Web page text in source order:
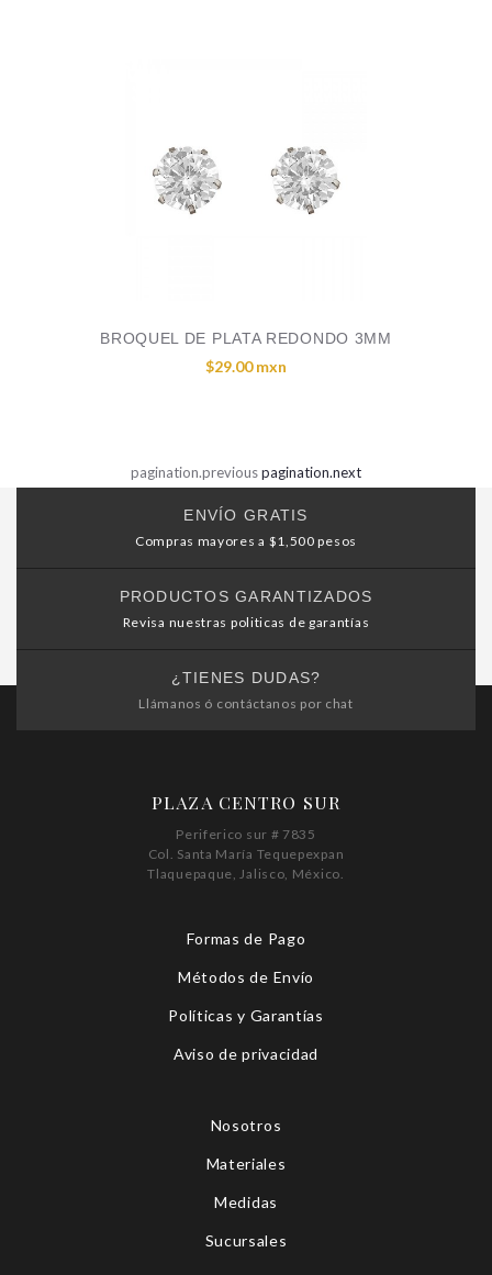
BROQUEL DE PLATA REDONDO 3MM
$29.00 mxn
pagination.previouspagination.next
ENVÍO GRATIS
Compras mayores a $1,500 pesos
PRODUCTOS GARANTIZADOS
Revisa nuestras politicas de garantías
¿TIENES DUDAS?
Llámanos ó contáctanos por chat
PLAZA CENTRO SUR
Periferico sur # 7835
Col. Santa María Tequepexpan
Tlaquepaque, Jalisco, México.
Formas de Pago
Métodos de Envío
Políticas y Garantías
Aviso de privacidad
Nosotros
Materiales
Medidas
Sucursales